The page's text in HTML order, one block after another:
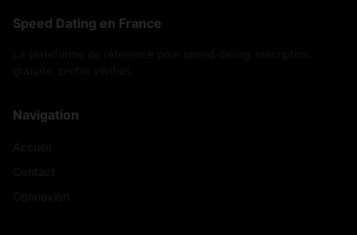
Speed Dating en France
Navigation